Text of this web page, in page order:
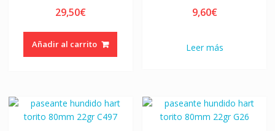
29,50€
Añadir al carrito
9,60€
Leer más